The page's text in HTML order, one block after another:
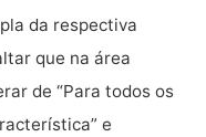
da respectiva
que na área
de “Para todos os
e